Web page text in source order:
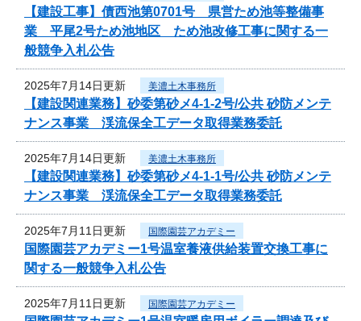
【建設工事】債西池第0701号 県営ため池等整備事
業 平尾2号ため池地区 ため池改修工事に関する一
般競争入札公告
2025年7月14日更新 美濃土木事務所
【建設関連業務】砂委第砂メ4-1-2号/公共 砂防メンテ
ナンス事業 渓流保全工データ取得業務委託
2025年7月14日更新 美濃土木事務所
【建設関連業務】砂委第砂メ4-1-1号/公共 砂防メンテ
ナンス事業 渓流保全工データ取得業務委託
2025年7月11日更新 国際園芸アカデミー
国際園芸アカデミー1号温室養液供給装置交換工事に
関する一般競争入札公告
2025年7月11日更新 国際園芸アカデミー